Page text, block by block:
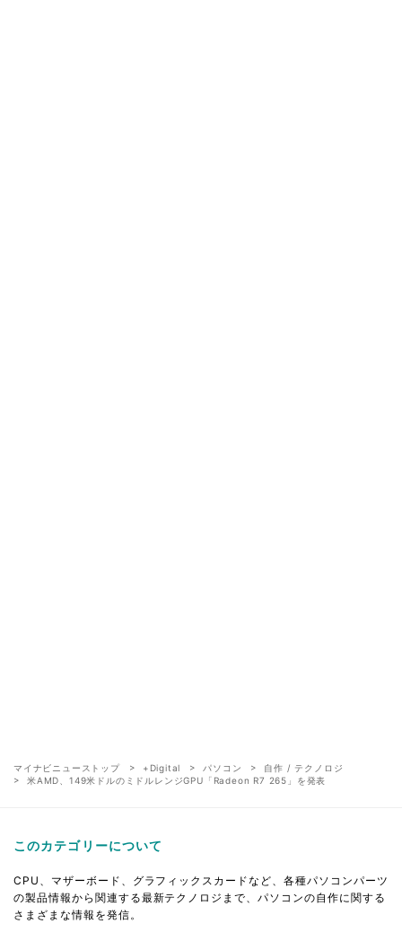
マイナビニューストップ +Digital パソコン
自作 / テクノロジ
米AMD、149米ドルのミドルレンジGPU「Radeon R7 265」を発表
このカテゴリーについて
CPU、マザーボード、グラフィックスカードなど、各種パソコンパーツ
の製品情報から関連する最新テクノロジまで、パソコンの自作に関する
さまざまな情報を発信。